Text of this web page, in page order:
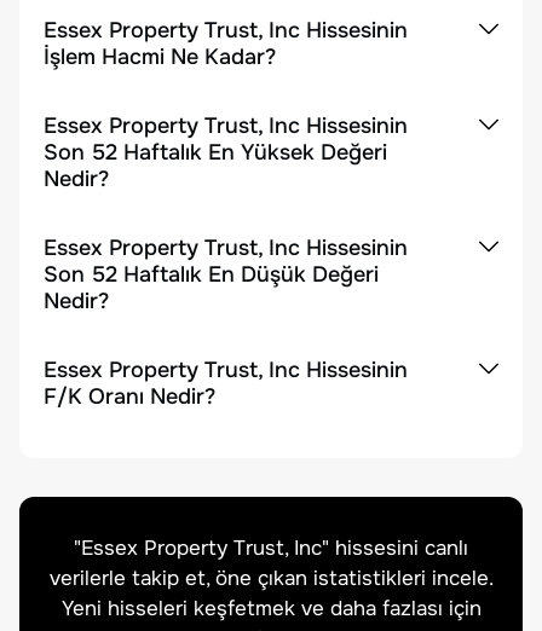
Essex Property Trust, Inc Hissesinin
İşlem Hacmi Ne Kadar?
Essex Property Trust, Inc Hissesinin
Son 52 Haftalık En Yüksek Değeri
Nedir?
Essex Property Trust, Inc Hissesinin
Son 52 Haftalık En Düşük Değeri
Nedir?
Essex Property Trust, Inc Hissesinin
F/K Oranı Nedir?
"Essex Property Trust, Inc" hissesini canlı
verilerle takip et, öne çıkan istatistikleri incele.
Yeni hisseleri keşfetmek ve daha fazlası için